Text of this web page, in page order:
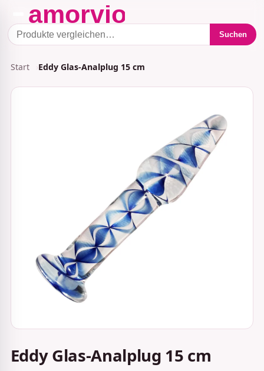
Suchen
Start Eddy Glas-Analplug 15 cm
Eddy Glas-Analplug 15 cm